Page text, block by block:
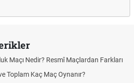
Maçı Nedir? Resmî Maçlardan Farkları
Toplam Kaç Maç Oynanır?